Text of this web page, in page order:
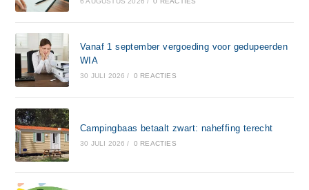
Vanaf 1 september vergoeding voor gedupeerden
WIA
30 JULI 2026 / 0 REACTIES
Campingbaas betaalt zwart: naheffing terecht
30 JULI 2026 / 0 REACTIES